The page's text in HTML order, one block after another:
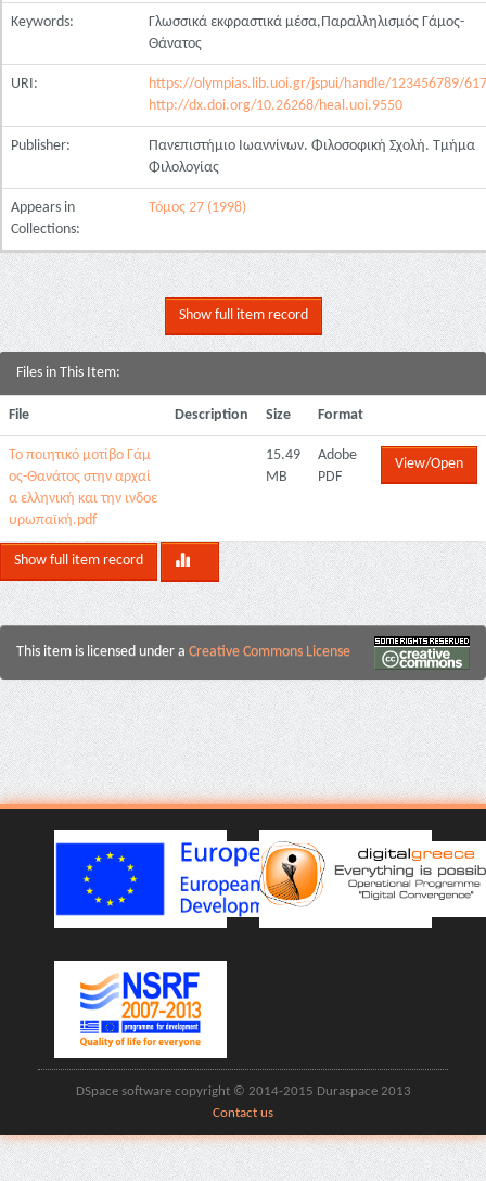
Keywords:
Γλωσσικά εκφραστικά μέσα,Παραλληλισμός Γάμος-
Θάνατος
URI:
https://olympias.lib.uoi.gr/jspui/handle/123456789/
http://dx.doi.org/10.26268/heal.uoi.9550
Publisher:
Πανεπιστήμιο Ιωαννίνων. Φιλοσοφική Σχολή. Τμήμα
Φιλολογίας
Appears in
Collections:
Τόμος 27 (1998)
Show full item record
Files in This Item:
File Description Size Format
Το ποιητικό μοτίβο Γάμ
ος-Θανάτος στην αρχαί
α ελληνική και την ινδοε
υρωπαϊκή.pdf
15.49
MB
Adobe
PDF
View/Open
Show full item record
This item is licensed under a Creative Commons License
DSpace software copyright © 2014-2015 Duraspace 2013
Contact us